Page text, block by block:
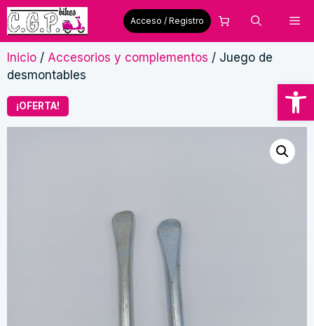
Abrir
Saltar
al
contenido
Acceso / Registro
Inicio / Accesorios y complementos / Juego de
desmontables
¡OFERTA!